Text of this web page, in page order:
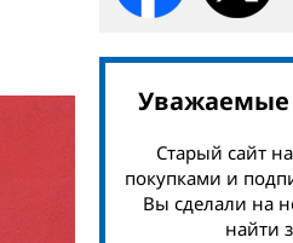
Уважаемые
Старый сайт
покупками и
Вы сделали на
найти